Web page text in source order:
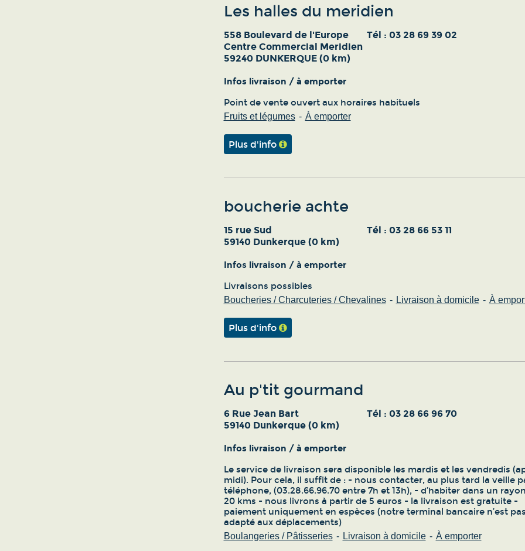
Les halles du meridien
558 Boulevard de l'Europe
Centre Commercial Meridien
59240 DUNKERQUE (0 km)
Tél : 03 28 69 39 02
Infos livraison / à emporter
Point de vente ouvert aux horaires habituels
Fruits et légumes À emporter
Plus d'info
boucherie achte
15 rue Sud
59140 Dunkerque (0 km)
Tél : 03 28 66 53 11
Infos livraison / à emporter
Livraisons possibles
Boucheries / Charcuteries / Chevalines Livraison à domicile À
Plus d'info
Au p'tit gourmand
6 Rue Jean Bart
59140 Dunkerque (0 km)
Tél : 03 28 66 96 70
Infos livraison / à emporter
Le service de livraison sera disponible les mardis et les vendredis
midi). Pour cela, il suffit de : - nous contacter, au plus tard la veille
téléphone, (03.28.66.96.70 entre 7h et 13h), - d’habiter dans un
20 kms - nous livrons à partir de 5 euros - la livraison est gratuite -
paiement uniquement en espèces (notre terminal bancaire n’est
adapté aux déplacements)
Boulangeries / Pâtisseries Livraison à domicile À emporter